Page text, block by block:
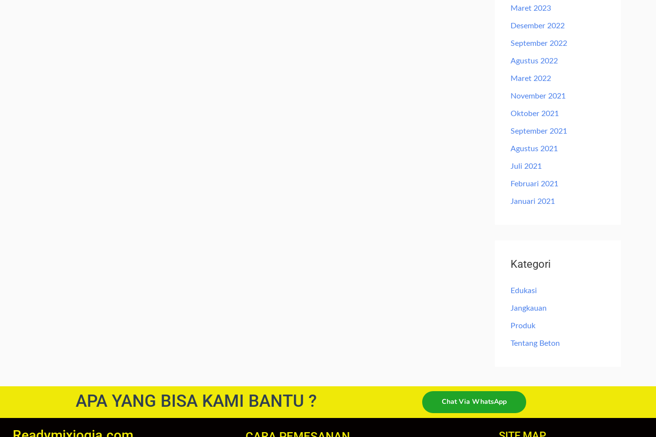
Maret 2023
Desember 2022
September 2022
Agustus 2022
Maret 2022
November 2021
Oktober 2021
September 2021
Agustus 2021
Juli 2021
Februari 2021
Januari 2021
Kategori
Edukasi
Jangkauan
Produk
Tentang Beton
APA YANG BISA KAMI BANTU ? Chat Via WhatsApp